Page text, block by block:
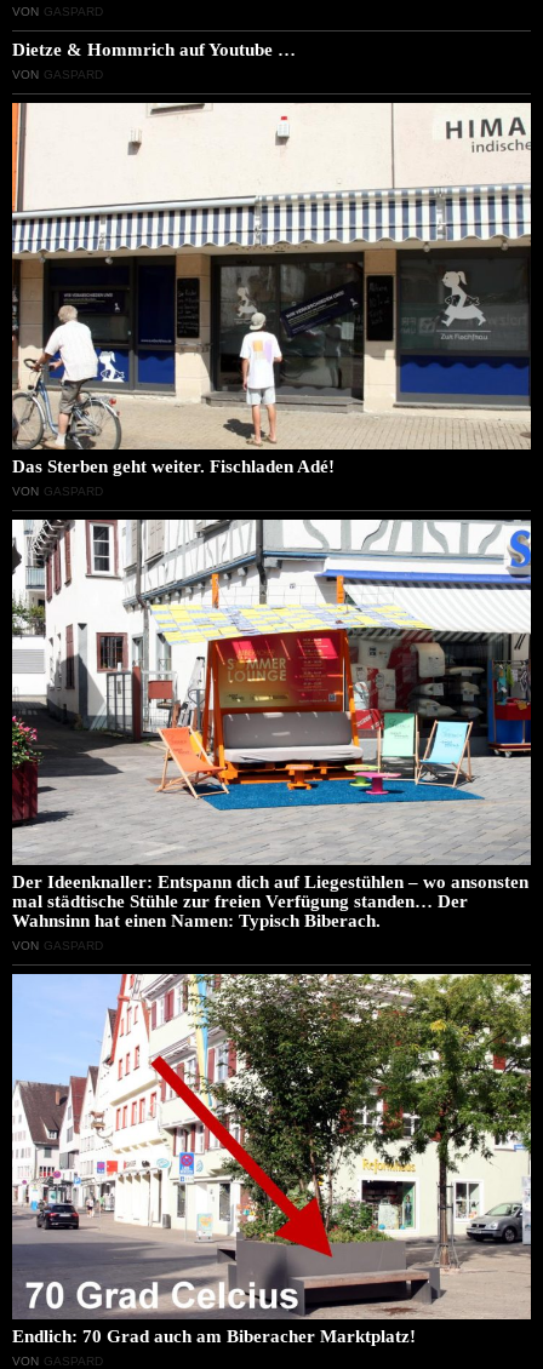
VON GASPARD
Dietze & Hommrich auf Youtube …
VON GASPARD
Das Sterben geht weiter. Fischladen Adé!
VON GASPARD
Der Ideenknaller: Entspann dich auf Liegestühlen – wo ansonsten
mal städtische Stühle zur freien Verfügung standen… Der
Wahnsinn hat einen Namen: Typisch Biberach.
VON GASPARD
Endlich: 70 Grad auch am Biberacher Marktplatz!
VON GASPARD